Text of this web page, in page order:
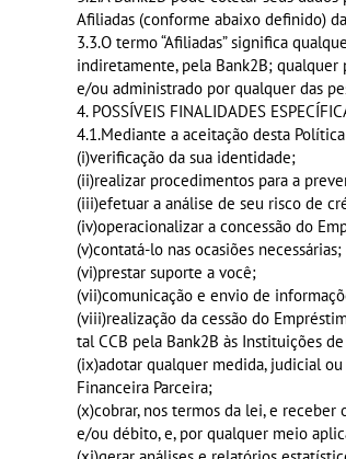
Afiliadas (conforme abaixo definido)
3.3.O termo “Afiliadas” significa
indiretamente, pela Bank2B;
e/ou administrado por qualquer das
4. POSSÍVEIS FINALIDADES
4.1.Mediante a aceitação desta
(i)verificação da sua identidade;
(ii)realizar procedimentos para a
(iii)efetuar a análise de seu risco de
(iv)operacionalizar a concessão do
(v)contatá-lo nas ocasiões necessárias;
(vi)prestar suporte a você;
(vii)comunicação e envio de
(viii)realização da cessão do
tal CCB pela Bank2B às Instituições
(ix)adotar qualquer medida, judicial
Financeira Parceira;
(x)cobrar, nos termos da lei, e
e/ou débito, e, por qualquer meio